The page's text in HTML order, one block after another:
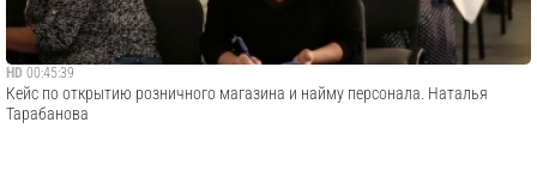
HD 00:45:39
Кейс по открытию розничного магазина и найму персонала. Наталья
Тарабанова